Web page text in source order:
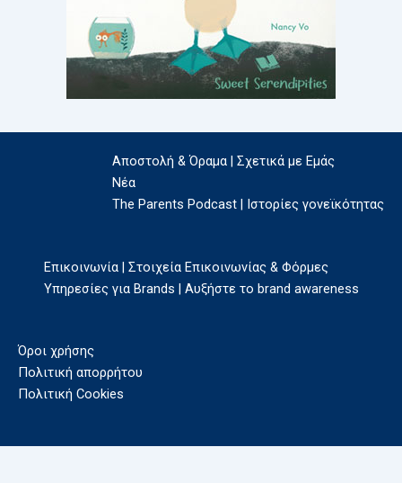
Αποστολή & Όραμα | Σχετικά με Εμάς
Νέα
The Parents Podcast | Ιστορίες γονεϊκότητας
Επικοινωνία | Στοιχεία Επικοινωνίας & Φόρμες
Υπηρεσίες για Brands | Αυξήστε το brand awareness
Όροι χρήσης
Πολιτική απορρήτου
Πολιτική Cookies